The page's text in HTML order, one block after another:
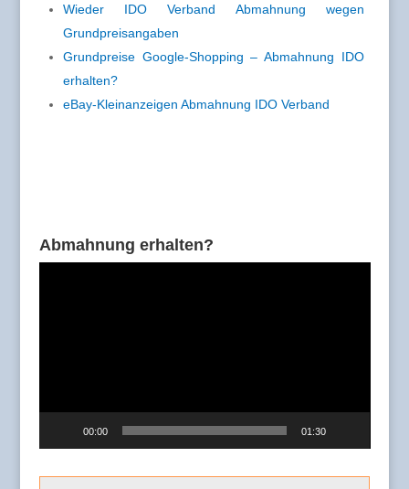
Wieder IDO Verband Abmahnung wegen
Grundpreisangaben
Grundpreise Google-Shopping – Abmahnung IDO
erhalten?
eBay-Kleinanzeigen Abmahnung IDO Verband
Abmahnung erhalten?
00:00 01:30